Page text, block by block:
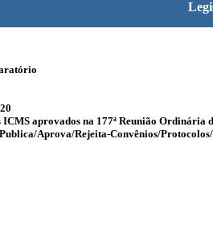
aprovados na 177ª Reunião Ordinária
Aprova/Rejeita-Convênios/